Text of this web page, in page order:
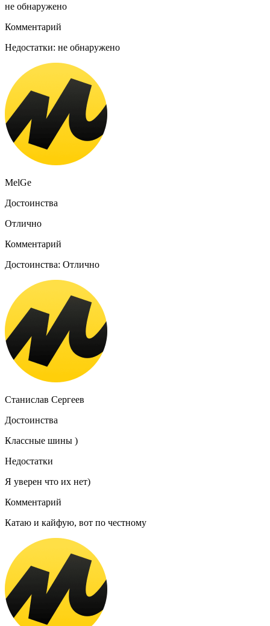
не обнаружено
Комментарий
Недостатки: не обнаружено
MelGe
Достоинства
Отлично
Комментарий
Достоинства: Отлично
Станислав Сергеев
Достоинства
Классные шины )
Недостатки
Я уверен что их нет)
Комментарий
Катаю и кайфую, вот по честному